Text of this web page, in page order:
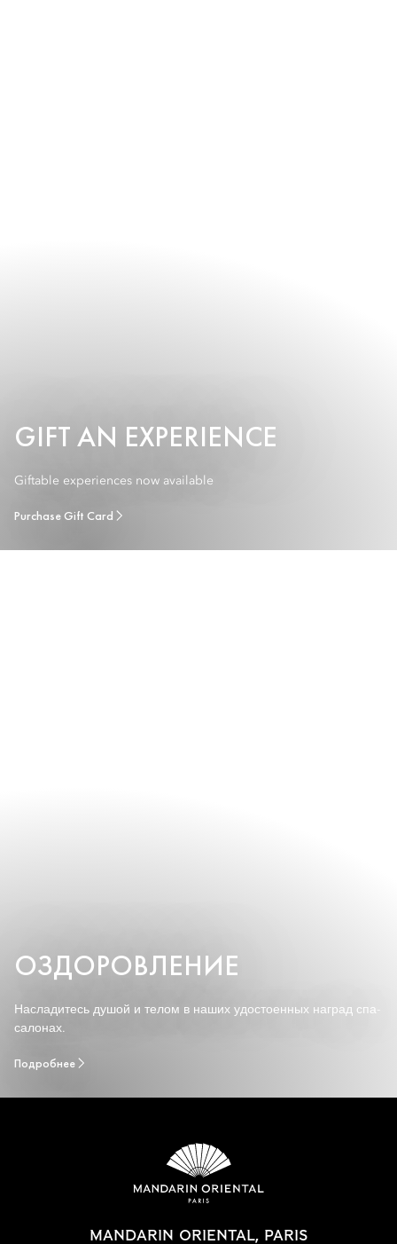
GIFT AN EXPERIENCE
Giftable experiences now available
Purchase Gift Card
ОЗДОРОВЛЕНИЕ
Насладитесь душой и телом в наших удостоенных наград спа-
салонах.
Подробнее
MANDARIN ORIENTAL, PARIS